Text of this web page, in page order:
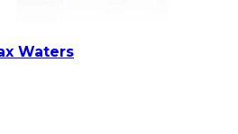
Waters